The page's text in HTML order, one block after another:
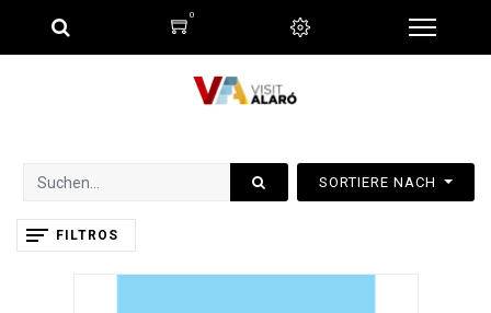
0
SORTIERE NACH
FILTROS